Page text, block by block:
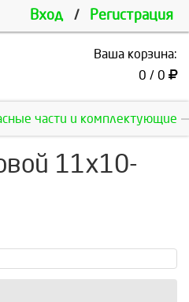
Вход / Регистрация
Ваша корзина:
0 / 0
части и комплектующие
11х10-